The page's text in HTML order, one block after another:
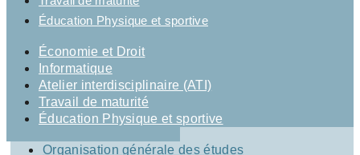
Éducation Physique et sportive
Économie et Droit
Informatique
Atelier interdisciplinaire (ATI)
Travail de maturité
Éducation Physique et sportive
Organisation générale des études